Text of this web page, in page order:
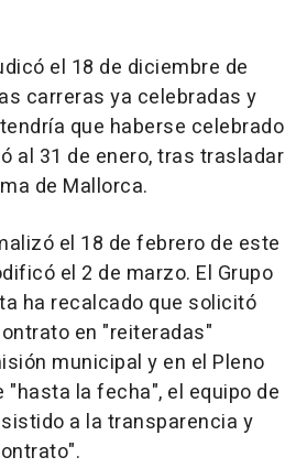
el 18 de diciembre de
carreras ya celebradas y
que haberse celebrado
al 31 de enero, tras trasladar
de Mallorca.
el 18 de febrero de este
el 2 de marzo. El Grupo
ha recalcado que solicitó
en "reiteradas"
municipal y en el Pleno
"hasta la fecha", el equipo de
a la transparencia y